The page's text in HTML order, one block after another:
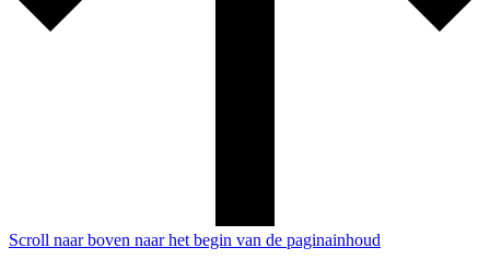
Scroll naar boven naar het begin van de paginainhoud